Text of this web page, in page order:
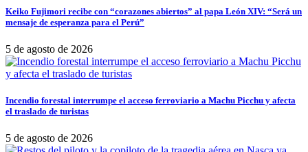
Keiko Fujimori recibe con “corazones abiertos” al papa León XIV: “Será un
mensaje de esperanza para el Perú”
5 de agosto de 2026
Incendio forestal interrumpe el acceso ferroviario a Machu Picchu y afecta
el traslado de turistas
5 de agosto de 2026